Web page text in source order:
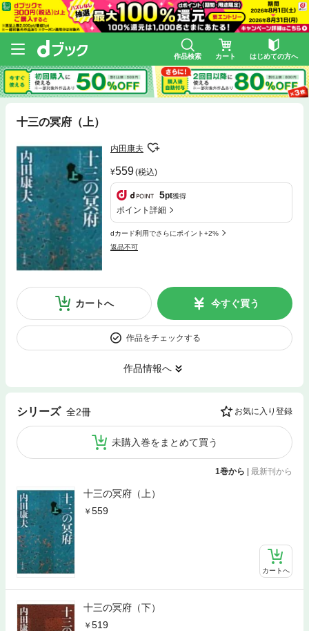
作品検索 カート はじめての方へ
十三の冥府（上）
内田康夫
559(税込)
5pt獲得
ポイント詳細
dカード利用でさらにポイント+2%
返品不可
カートへ 今すぐ買う
作品をチェックする
作品情報へ
シリーズ 全2冊 お気に入り登録
未購入巻をまとめて買う
1巻から 最新刊から
十三の冥府（上）
559
カートへ
十三の冥府（下）
519